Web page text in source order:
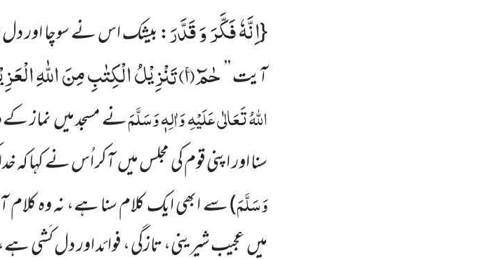
{اِنَّهٗ فَكَّرَ وَ قَدَّرَ: بیشک اس نے سوچا اور دل
آیت’’حٰمٓۚ(۱) تَنْزِیْلُ الْكِتٰبِ مِنَ اللّٰهِ
اللّٰہُ تَعَالٰی عَلَیْہِوَاٰلِہٖ وَسَلَّمَنے مسجد میں نماز
سنا اور اپنی قوم کی مجلس میں آکر اُس نے کہا کہ
وَسَلَّمَ)سے ابھی ایک کلام سنا ہے، نہ وہ کلام
میں عجیب شیرینی، تازگی ، فوائد اور دل